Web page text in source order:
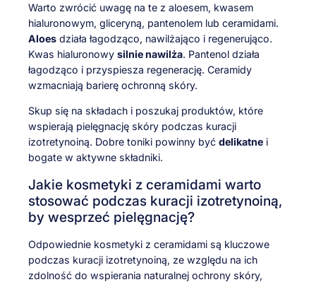
Warto zwrócić uwagę na te z aloesem, kwasem
hialuronowym, gliceryną, pantenolem lub ceramidami.
Aloes działa łagodząco, nawilżająco i regenerująco.
Kwas hialuronowy silnie nawilża. Pantenol działa
łagodząco i przyspiesza regenerację. Ceramidy
wzmacniają barierę ochronną skóry.
Skup się na składach i poszukaj produktów, które
wspierają pielęgnację skóry podczas kuracji
izotretynoiną. Dobre toniki powinny być delikatne i
bogate w aktywne składniki.
Jakie kosmetyki z ceramidami warto
stosować podczas kuracji izotretynoiną,
by wesprzeć pielęgnację?
Odpowiednie kosmetyki z ceramidami są kluczowe
podczas kuracji izotretynoiną, ze względu na ich
zdolność do wspierania naturalnej ochrony skóry,